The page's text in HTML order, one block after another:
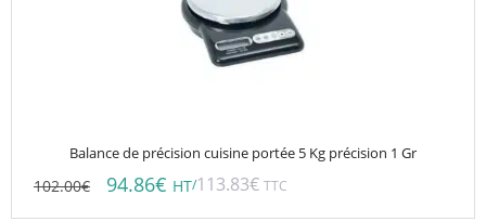
Balance de précision cuisine portée 5 Kg précision 1 Gr
102.00€ 94.86€ HT/113.83€ TTC